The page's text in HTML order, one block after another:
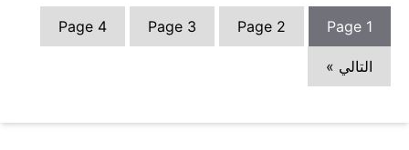
Page 1
Page 2
Page 3
Page 4
التالي »